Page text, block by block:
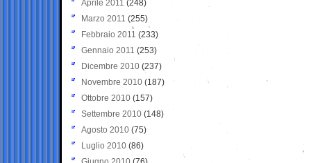
Aprile 2011 (248)
Marzo 2011 (255)
Febbraio 2011 (233)
Gennaio 2011 (253)
Dicembre 2010 (237)
Novembre 2010 (187)
Ottobre 2010 (157)
Settembre 2010 (148)
Agosto 2010 (75)
Luglio 2010 (86)